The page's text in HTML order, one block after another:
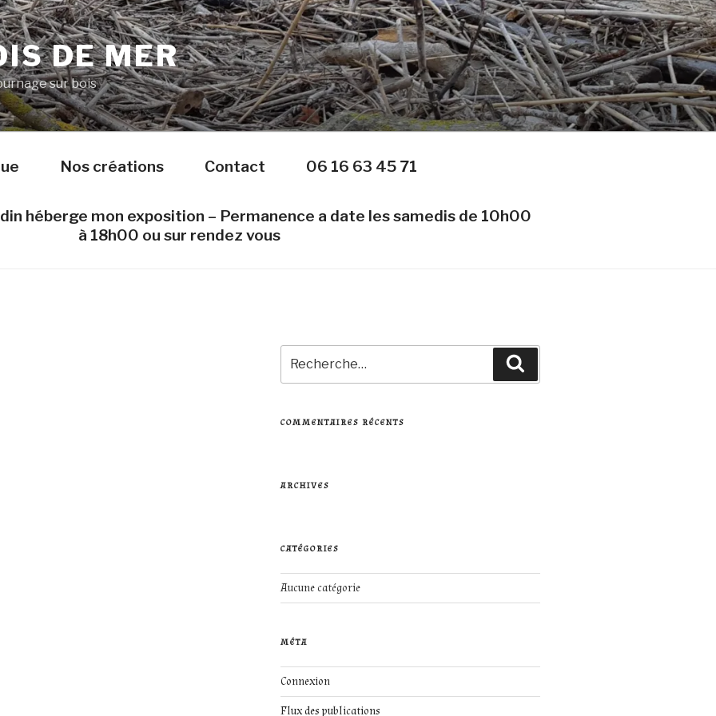
DE MER
sur bois
Nos créations Contact 06 16 63 45 71
héberge mon exposition – Permanence a date les samedis de 10h00
à 18h00 ou sur rendez vous
pour
:
COMMENTAIRES RÉCENTS
ARCHIVES
CATÉGORIES
Aucune catégorie
MÉTA
Connexion
Flux des publications